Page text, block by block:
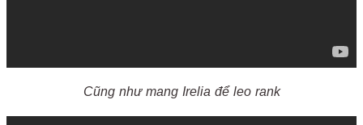
Cũng như mang Irelia để leo rank